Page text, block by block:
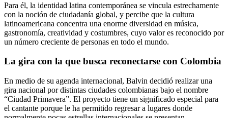
Para él, la identidad latina contemporánea se vincula estrechamente
con la noción de ciudadanía global, y percibe que la cultura
latinoamericana concentra una enorme diversidad en música,
gastronomía, creatividad y costumbres, cuyo valor es reconocido por
un número creciente de personas en todo el mundo.
La gira con la que busca reconectarse con Colombia
En medio de su agenda internacional, Balvin decidió realizar una
gira nacional por distintas ciudades colombianas bajo el nombre
“Ciudad Primavera”. El proyecto tiene un significado especial para
el cantante porque le ha permitido regresar a lugares donde